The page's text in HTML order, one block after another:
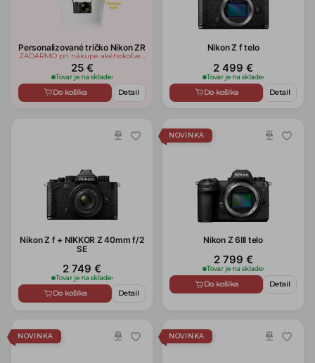
Personalizované tričko Nikon ZR
ZADARMO pri nákupe akéhokoľvek
tovaru zn. Nikon/Nikkor
25 €
Tovar je na sklade›
Do košíka Detail
Nikon Z f telo
2 499 €
Tovar je na sklade›
Do košíka Detail
Nikon Z f + NIKKOR Z 40mm f/2
SE
2 749 €
Tovar je na sklade›
Do košíka Detail
NOVINKA
Nikon Z 6III telo
2 799 €
Tovar je na sklade›
Do košíka Detail
NOVINKA NOVINKA